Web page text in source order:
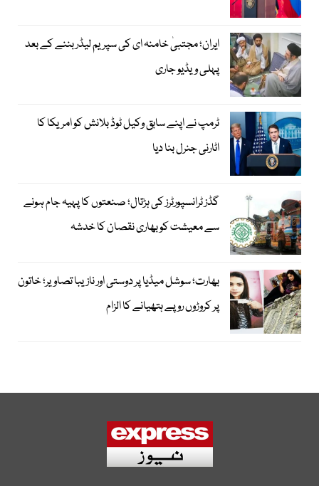
ایران؛ مجتبیٰ خامنہ ای کی سپریم لیڈر بننے کے بعد
پہلی ویڈیو جاری
ٹرمپ نے اپنے سابق وکیل ٹوڈ بلانش کو امریکا کا
اٹارنی جنرل بنا دیا
گڈز ٹرانسپورٹرز کی ہڑتال؛ صنعتوں کا پہیہ جام ہونے
سے معیشت کو بھاری نقصان کا خدشہ
بھارت؛ سوشل میڈیا پر دوستی اور نازیبا تصاویر؛ خاتون
پر کروڑوں روپے ہتھیانے کا الزام